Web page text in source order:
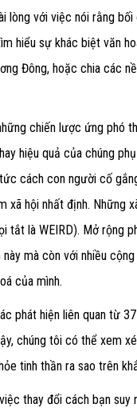
lòng với việc nói rằng
hiểu sự khác biệt văn
Đông, hoặc chia các
chiến lược ứng phó
hiệu quả của chúng
cách con người cố
hội nhất định. Những
tắt là WEIRD). Mở rộng
mà còn với nhiều
của mình.
phát hiện liên quan từ
chúng tôi có thể xem
tinh thần ra sao trên
thay đổi cách bạn